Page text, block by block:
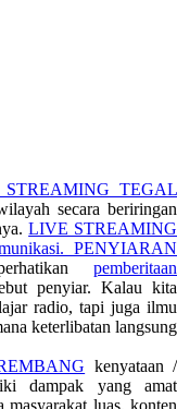
TEGAL
secara beriringan
LIVE STREAMING
PENYIARAN
pemberitaan
penyiar. Kalau kita
radio, tapi juga ilmu
keterlibatan langsung
kenyataan /
dampak yang amat
luas. konten